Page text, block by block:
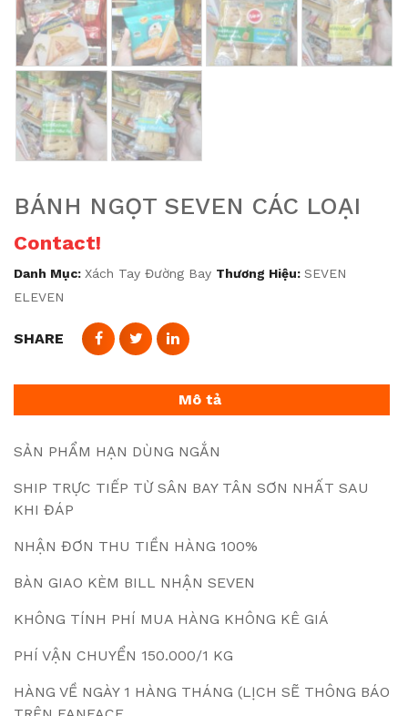
BÁNH NGỌT SEVEN CÁC LOẠI
Contact!
Danh Mục: Xách Tay Đường Bay Thương Hiệu: SEVEN
ELEVEN
SHARE
Mô tả
SẢN PHẨM HẠN DÙNG NGẮN
SHIP TRỰC TIẾP TỪ SÂN BAY TÂN SƠN NHẤT SAU
KHI ĐÁP
NHẬN ĐƠN THU TIỀN HÀNG 100%
BÀN GIAO KÈM BILL NHẬN SEVEN
KHÔNG TÍNH PHÍ MUA HÀNG KHÔNG KÊ GIÁ
PHÍ VẬN CHUYỂN 150.000/1 KG
HÀNG VỀ NGÀY 1 HÀNG THÁNG (LỊCH SẼ THÔNG BÁO